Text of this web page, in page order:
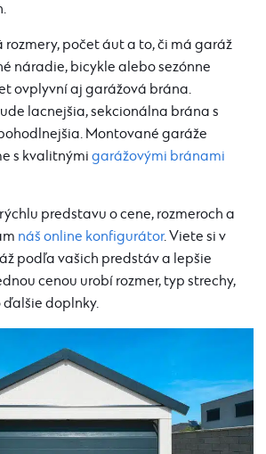
rozmery, počet áut a to, či má garáž
náradie, bicykle alebo sezónne
ovplyvní aj garážová brána.
lacnejšia, sekcionálna brána s
Montované garáže
s kvalitnými garážovými bránami
predstavu o cene, rozmeroch a
náš online konfigurátor. Viete si v
podľa vašich predstáv a lepšie
cenou urobí rozmer, typ strechy,
doplnky.